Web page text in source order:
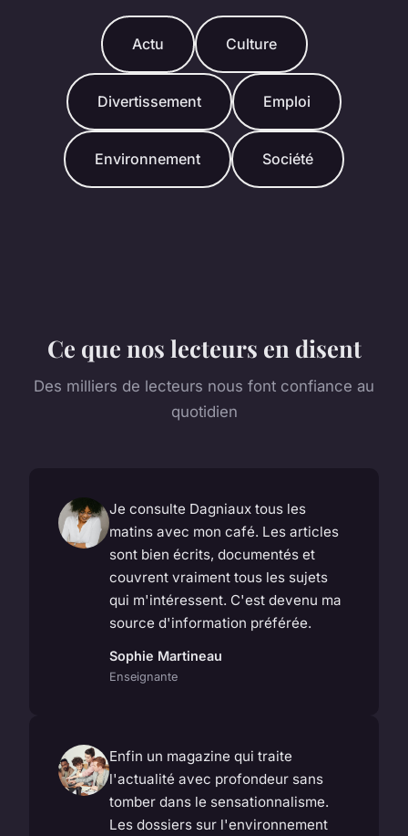
Actu Culture
Divertissement Emploi
Environnement Société
Ce que nos lecteurs en disent
Des milliers de lecteurs nous font confiance au
quotidien
Je consulte Dagniaux tous les
matins avec mon café. Les articles
sont bien écrits, documentés et
couvrent vraiment tous les sujets
qui m'intéressent. C'est devenu ma
source d'information préférée.
Sophie Martineau
Enseignante
Enfin un magazine qui traite
l'actualité avec profondeur sans
tomber dans le sensationnalisme.
Les dossiers sur l'environnement